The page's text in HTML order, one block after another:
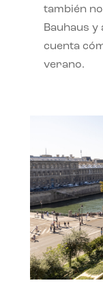
también
Bauhaus y
cuenta
verano.